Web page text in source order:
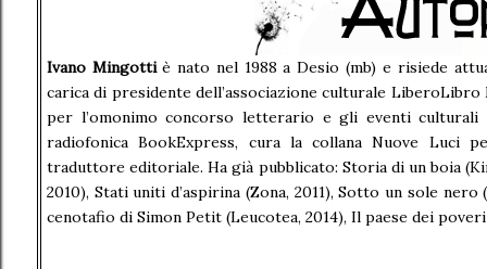
Ivano Mingotti è nato nel 1988 a Desio (mb) e risiede
carica di presidente dell’associazione culturale
per l’omonimo concorso letterario e gli eventi culturali
radiofonica BookExpress, cura la collana Nuove Luci
traduttore editoriale. Ha già pubblicato: Storia di un boia
2010), Stati uniti d’aspirina (Zona, 2011), Sotto un sole nero
cenotafio di Simon Petit (Leucotea, 2014), Il paese dei poveri